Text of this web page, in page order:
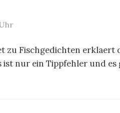
zu Fischgedichten erklaert
ist nur ein Tippfehler und